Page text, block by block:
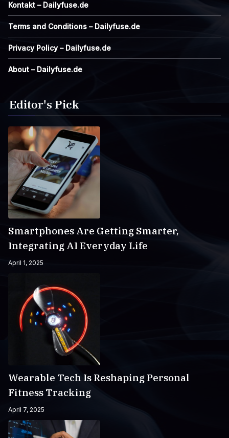
Kontakt – Dailyfuse.de
Terms and Conditions – Dailyfuse.de
Privacy Policy – Dailyfuse.de
About – Dailyfuse.de
Editor's Pick
Smartphones Are Getting Smarter,
Integrating AI Everyday Life
April 1, 2025
Wearable Tech Is Reshaping Personal
Fitness Tracking
April 7, 2025